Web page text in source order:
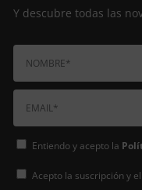
Y descubre todas las
Entiendo y acepto la
Acepto la suscripción y